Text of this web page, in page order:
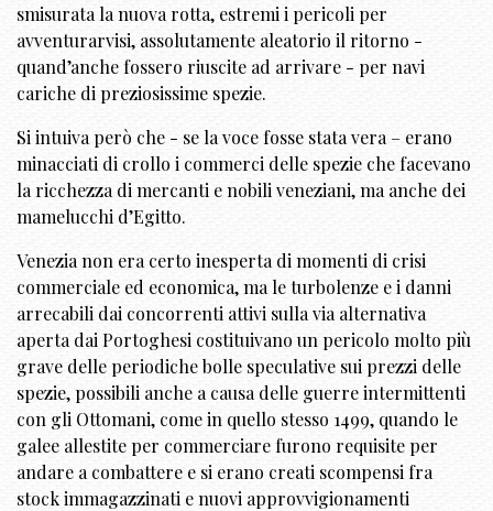
smisurata la nuova rotta, estremi i pericoli per
avventurarvisi, assolutamente aleatorio il ritorno -
quand’anche fossero riuscite ad arrivare - per navi
cariche di preziosissime spezie.
Si intuiva però che - se la voce fosse stata vera – erano
minacciati di crollo i commerci delle spezie che facevano
la ricchezza di mercanti e nobili veneziani, ma anche dei
mamelucchi d’Egitto.
Venezia non era certo inesperta di momenti di crisi
commerciale ed economica, ma le turbolenze e i danni
arrecabili dai concorrenti attivi sulla via alternativa
aperta dai Portoghesi costituivano un pericolo molto più
grave delle periodiche bolle speculative sui prezzi delle
spezie, possibili anche a causa delle guerre intermittenti
con gli Ottomani, come in quello stesso 1499, quando le
galee allestite per commerciare furono requisite per
andare a combattere e si erano creati scompensi fra
stock immagazzinati e nuovi approvvigionamenti